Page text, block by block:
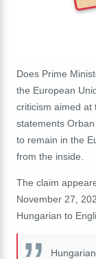
Does Prime
the European
criticism aimed at
statements
to remain in the
from the inside.
The claim
November 27,
Hungarian to